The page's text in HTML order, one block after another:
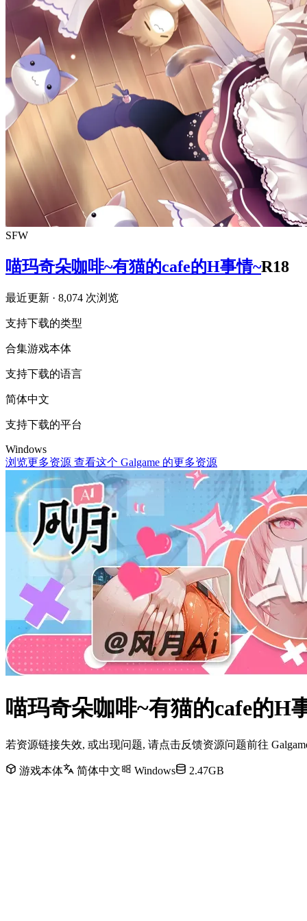
SFW
喵玛奇朵咖啡~有猫的cafe的H事情~R18
最近更新 · 8,074 次浏览
支持下载的类型
合集游戏本体
支持下载的语言
简体中文
支持下载的平台
Windows
浏览更多资源 查看这个 Galgame 的更多资源
喵玛奇朵咖啡~有猫的cafe的H
若资源链接失效, 或出现问题, 请点击反馈资源问题前往
游戏本体 简体中文 Windows 2.47GB